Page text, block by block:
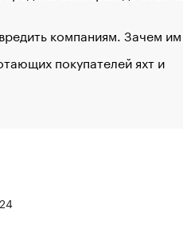
компаниям. Зачем
покупателей яхт и